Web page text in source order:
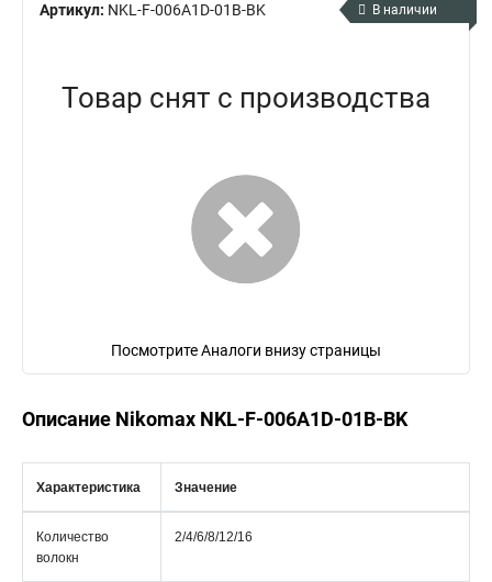
Артикул: NKL-F-006A1D-01B-BK В наличии
Товар снят с производства
Посмотрите Аналоги внизу страницы
Описание Nikomax NKL-F-006A1D-01B-BK
Характеристика Значение
Количество
волокн
2/4/6/8/12/16